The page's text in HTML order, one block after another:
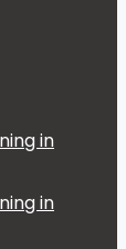
in
in